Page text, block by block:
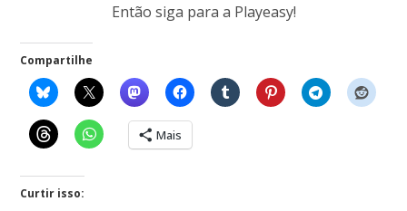
Então siga para a Playeasy!
Compartilhe
Mais
Curtir isso: